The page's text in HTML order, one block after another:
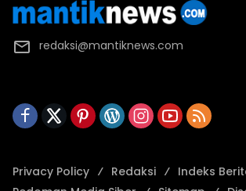
redaksi@mantiknews.com
Privacy Policy Redaksi
Indeks